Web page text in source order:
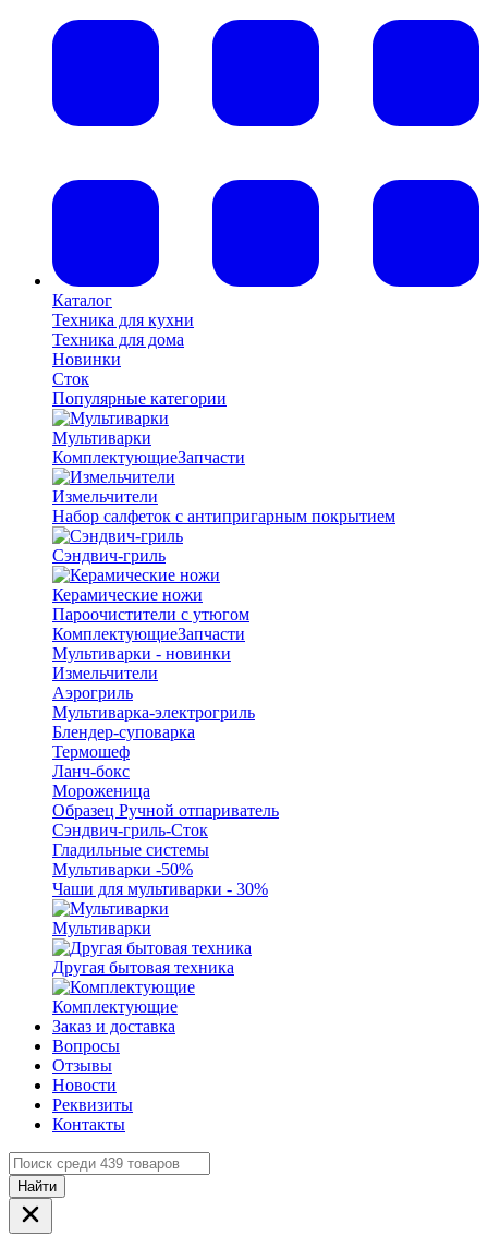
Каталог
Техника для кухни
Техника для дома
Новинки
Сток
Популярные категории
Мультиварки
КомплектующиеЗапчасти
Измельчители
Набор салфеток с антипригарным покрытием
Сэндвич-гриль
Керамические ножи
Пароочистители с утюгом
КомплектующиеЗапчасти
Мультиварки - новинки
Измельчители
Аэрогриль
Мультиварка-электрогриль
Блендер-суповарка
Термошеф
Ланч-бокс
Мороженица
Образец Ручной отпариватель
Сэндвич-гриль-Сток
Гладильные системы
Мультиварки -50%
Чаши для мультиварки - 30%
Мультиварки
Другая бытовая техника
Комплектующие
Заказ и доставка
Вопросы
Отзывы
Новости
Реквизиты
Контакты
Найти